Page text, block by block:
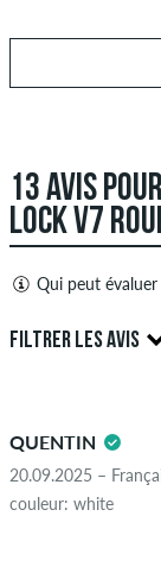
13 AVIS
LOCK V7
Qui peut
peuvent créer
violent la loi
contenant du
publiés. La note
FILTRER LES AVIS
5.0
QUENTIN
20.09.2025 –
couleur: white